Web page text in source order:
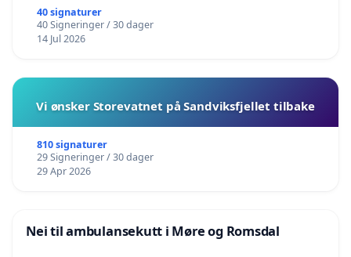
40 signaturer
40 Signeringer / 30 dager
14 Jul 2026
Vi ønsker Storevatnet på Sandviksfjellet tilbake
810 signaturer
29 Signeringer / 30 dager
29 Apr 2026
Nei til ambulansekutt i Møre og Romsdal